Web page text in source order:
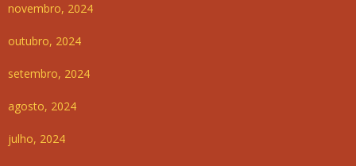
novembro, 2024
outubro, 2024
setembro, 2024
agosto, 2024
julho, 2024